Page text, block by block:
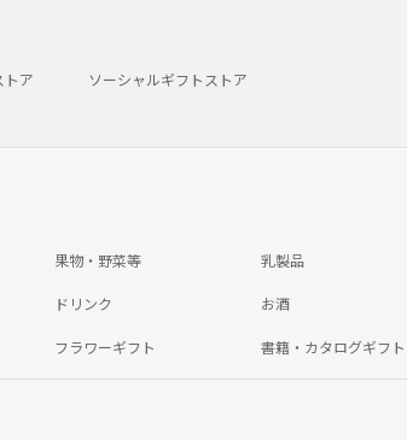
トア ソーシャルギフトストア
果物・野菜等 乳製品
ドリンク お酒
フラワーギフト 書籍・カタログギフト